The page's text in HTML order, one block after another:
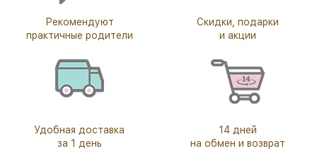
Рекомендуют
практичные родители
Скидки, подарки
и акции
Удобная доставка
за 1 день
14 дней
на обмен и возврат